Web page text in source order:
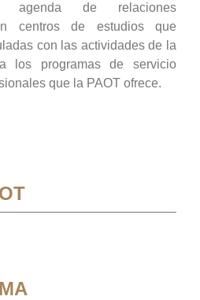
de relaciones
centros de estudios que
con las actividades de la
los programas de servicio
que la PAOT ofrece.